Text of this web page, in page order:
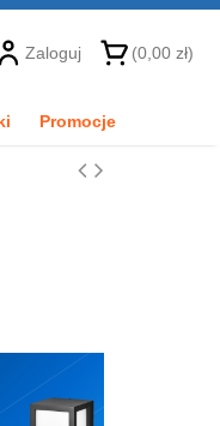
Zaloguj (0,00 zł)
Promocje